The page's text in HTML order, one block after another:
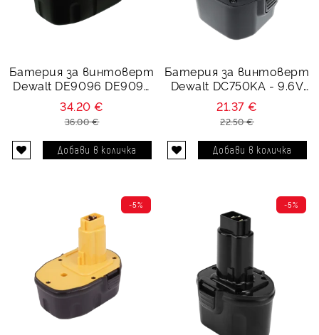
Батерия за винтоверт
Dewalt DE9096 DE9095
DE9039 DC9096
DC9099 - 18V 1500 mAh
34.20 €
36.00 €
Батерия за винтоверт
Dewalt DC750KA - 9.6V
3000 mAh
21.37 €
22.50 €
-5% -5%